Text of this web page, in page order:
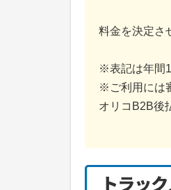
料金を決定さ
※表記は年間
※ご利用には
オリコB2B後